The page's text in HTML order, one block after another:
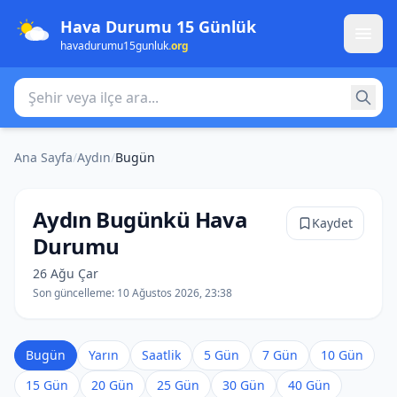
Hava Durumu 15 Günlük
havadurumu15gunluk.org
Şehir veya ilçe ara
Ana Sayfa/Aydın/Bugün
Aydın Bugünkü Hava
Durumu
26 Ağu Çar
Son güncelleme: 10 Ağustos 2026, 23:38
Kaydet
Bugün Yarın Saatlik 5 Gün 7 Gün
10 Gün
15 Gün
20 Gün 25 Gün 30 Gün
40 Gün